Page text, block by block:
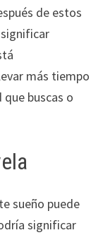
de estos
más tiempo
buscas o
sueño puede
significar